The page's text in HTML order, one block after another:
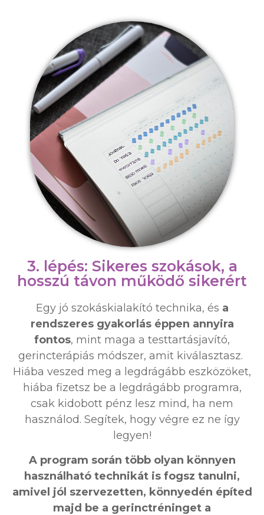
3. lépés: Sikeres szokások, a
hosszú távon működő sikerért
Egy jó szokáskialakító technika, és a
rendszeres gyakorlás éppen annyira
fontos, mint maga a testtartásjavító,
gerincterápiás módszer, amit kiválasztasz.
Hiába veszed meg a legdrágább eszközöket,
hiába fizetsz be a legdrágább programra,
csak kidobott pénz lesz mind, ha nem
használod. Segítek, hogy végre ez ne így
legyen!
A program során több olyan könnyen
használható technikát is fogsz tanulni,
amivel jól szervezetten, könnyedén építed
majd be a gerinctréninget a